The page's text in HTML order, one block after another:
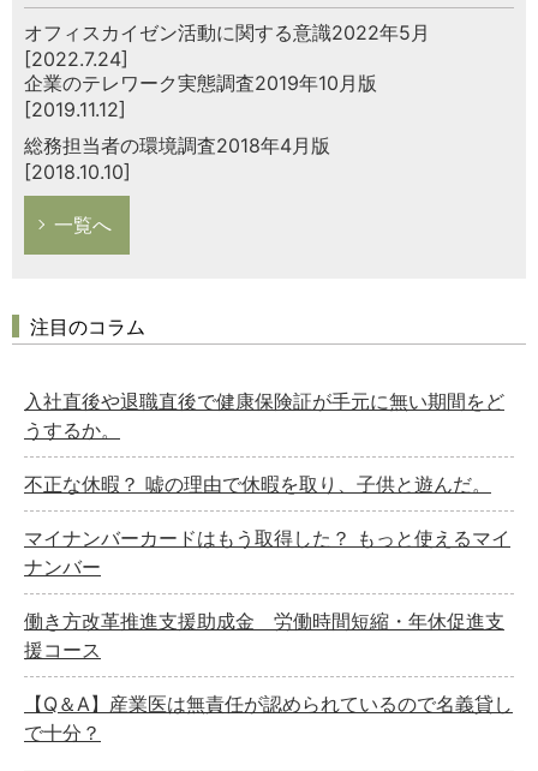
オフィスカイゼン活動に関する意識2022年5月
[2022.7.24]
企業のテレワーク実態調査2019年10月版
[2019.11.12]
総務担当者の環境調査2018年4月版
[2018.10.10]
一覧へ
注目のコラム
入社直後や退職直後で健康保険証が手元に無い期間をど
うするか。
不正な休暇？ 嘘の理由で休暇を取り、子供と遊んだ。
マイナンバーカードはもう取得した？ もっと使えるマイ
ナンバー
働き方改革推進支援助成金 労働時間短縮・年休促進支
援コース
【Q＆A】産業医は無責任が認められているので名義貸し
で十分？